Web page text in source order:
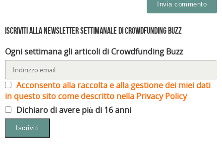
Iscriviti alla Newsletter settimanale di Crowdfunding Buzz
Ogni settimana gli articoli di Crowdfunding Buzz
Acconsento alla raccolta e alla gestione dei miei dati
in questo sito come descritto nella Privacy Policy
Dichiaro di avere più di 16 anni